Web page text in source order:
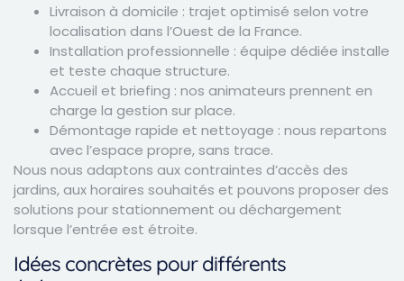
Livraison à domicile : trajet optimisé selon votre
localisation dans l’Ouest de la France.
Installation professionnelle : équipe dédiée installe
et teste chaque structure.
Accueil et briefing : nos animateurs prennent en
charge la gestion sur place.
Démontage rapide et nettoyage : nous repartons
avec l’espace propre, sans trace.
Nous nous adaptons aux contraintes d’accès des
jardins, aux horaires souhaités et pouvons proposer des
solutions pour stationnement ou déchargement
lorsque l’entrée est étroite.
Idées concrètes pour différents